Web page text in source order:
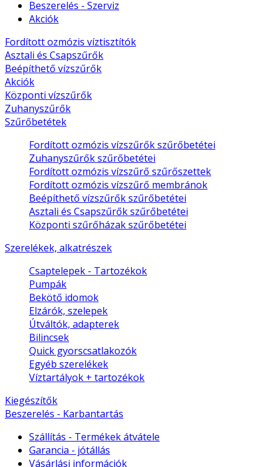
Beszerelés - Szerviz
Akciók
Fordított ozmózis víztisztítók
Asztali és Csapszűrők
Beépíthető vízszűrők
Akciók
Központi vízszűrők
Zuhanyszűrők
Szűrőbetétek
Fordított ozmózis vízszűrők szűrőbetétei
Zuhanyszűrők szűrőbetétei
Fordított ozmózis vízszűrő szűrőszettek
Fordított ozmózis vízszűrő membránok
Beépíthető vízszűrők szűrőbetétei
Asztali és Csapszűrők szűrőbetétei
Központi szűrőházak szűrőbetétei
Szerelékek, alkatrészek
Csaptelepek - Tartozékok
Pumpák
Bekötő idomok
Elzárók, szelepek
Útváltók, adapterek
Bilincsek
Quick gyorscsatlakozók
Egyéb szerelékek
Víztartályok + tartozékok
Kiegészítők
Beszerelés - Karbantartás
Szállítás - Termékek átvátele
Garancia - jótállás
Vásárlási információk